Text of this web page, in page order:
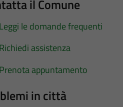
il Comune
le domande frequenti
assistenza
appuntamento
in città